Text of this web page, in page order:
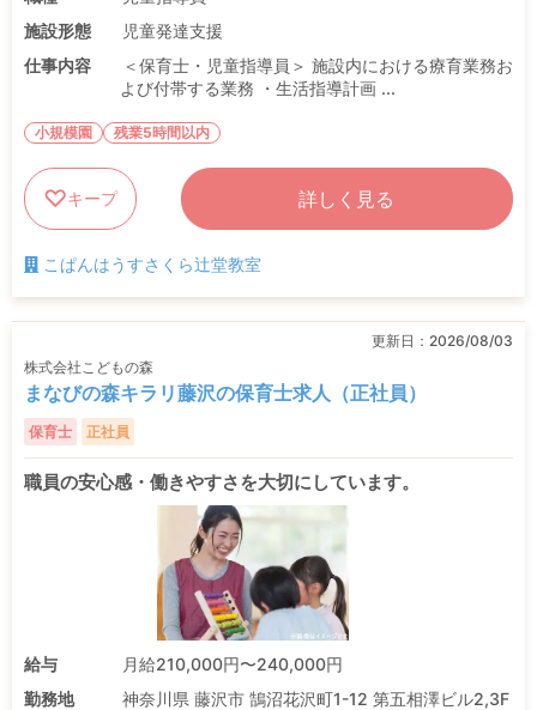
施設形態
児童発達支援
仕事内容
＜保育士・児童指導員＞ 施設内における療育業務お
よび付帯する業務 ・生活指導計画 ...
小規模園 残業5時間以内
キープ 詳しく見る
こぱんはうすさくら辻堂教室
更新日： 2026/08/03
株式会社こどもの森
まなびの森キラリ藤沢の保育士求人（正社員）
保育士 正社員
職員の安心感・働きやすさを大切にしています。
給与
月給210,000円〜240,000円
勤務地
神奈川県 藤沢市 鵠沼花沢町1-12 第五相澤ビル2,3F